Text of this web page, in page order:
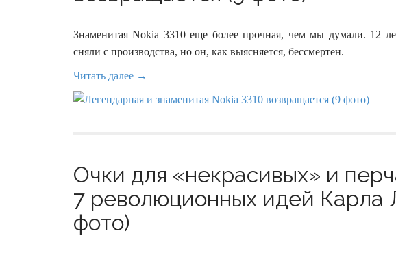
Знаменитая Nokia 3310 еще более прочная, чем мы думали. 12
сняли с производства, но он, как выясняется, бессмертен.
Читать далее →
Очки для «некрасивых» и
7 революционных идей Карла
фото)